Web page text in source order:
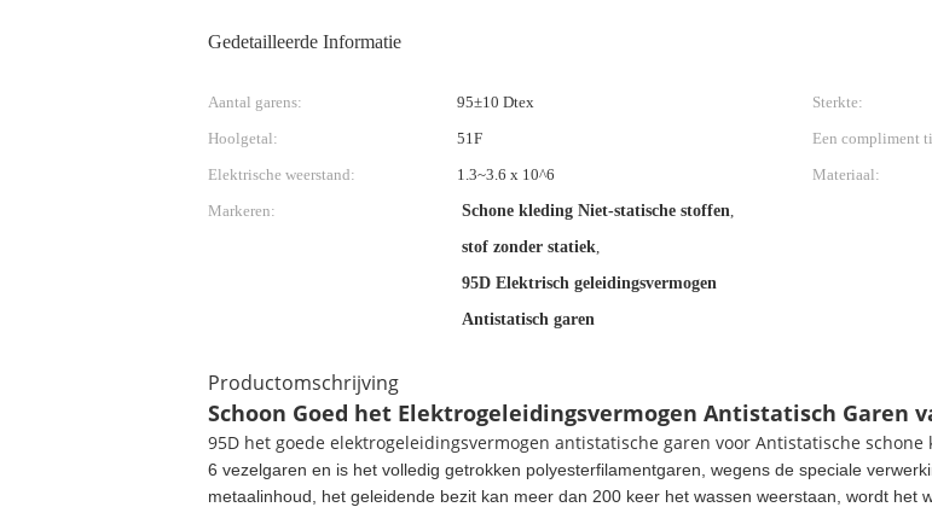
Gedetailleerde Informatie
Aantal garens: 95±10 Dtex Sterkte:
Hoolgetal:
51F Een compliment
Elektrische weerstand:
1.3~3.6 x 10^6 Materiaal:
Markeren:
Schone kleding Niet-statische stoffen,
stof zonder statiek,
95D Elektrisch geleidingsvermogen
Antistatisch garen
Productomschrijving
Schoon Goed het Elektrogeleidingsvermogen Antistatisch Garen
95D het goede elektrogeleidingsvermogen antistatische garen voor Antistatische
6 vezelgaren en is het volledig getrokken polyesterfilamentgaren, wegens de speciale
metaalinhoud, het geleidende bezit kan meer dan 200 keer het wassen weerstaan, wordt het